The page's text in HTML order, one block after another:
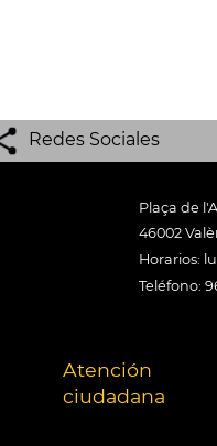
Redes Sociales
Plaça de
46002
Horarios:
Teléfono:
Atención
ciudadana